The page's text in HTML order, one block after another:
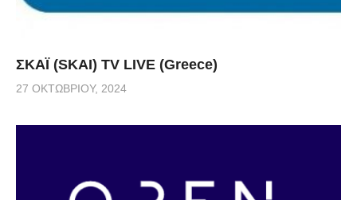
ΣΚΑΪ (SKAI) TV LIVE (Greece)
27 ΟΚΤΩΒΡΊΟΥ, 2024